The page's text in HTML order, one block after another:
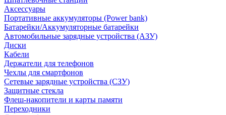
Аксессуары
Портативные аккумуляторы (Power bank)
Батарейки/Аккумуляторные батарейки
Автомобильные зарядные устройства (АЗУ)
Диски
Кабели
Держатели для телефонов
Чехлы для смартфонов
Сетевые зарядные устройства (СЗУ)
Защитные стекла
Флеш-накопители и карты памяти
Переходники